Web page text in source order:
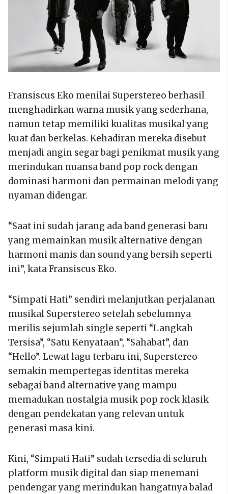
Fransiscus Eko menilai Superstereo berhasil
menghadirkan warna musik yang sederhana,
namun tetap memiliki kualitas musikal yang
kuat dan berkelas. Kehadiran mereka disebut
menjadi angin segar bagi penikmat musik yang
merindukan nuansa band pop rock dengan
dominasi harmoni dan permainan melodi yang
nyaman didengar.
“Saat ini sudah jarang ada band generasi baru
yang memainkan musik alternative dengan
harmoni manis dan sound yang bersih seperti
ini”, kata Fransiscus Eko.
“Simpati Hati” sendiri melanjutkan perjalanan
musikal Superstereo setelah sebelumnya
merilis sejumlah single seperti “Langkah
Tersisa”, “Satu Kenyataan”, “Sahabat”, dan
“Hello”. Lewat lagu terbaru ini, Superstereo
semakin mempertegas identitas mereka
sebagai band alternative yang mampu
memadukan nostalgia musik pop rock klasik
dengan pendekatan yang relevan untuk
generasi masa kini.
Kini, “Simpati Hati” sudah tersedia di seluruh
platform musik digital dan siap menemani
pendengar yang merindukan hangatnya balad